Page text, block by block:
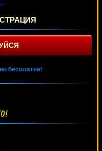
бесплатна!